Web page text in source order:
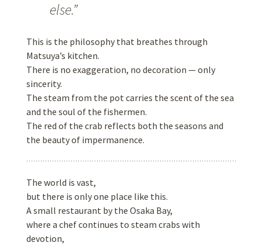
else.”
This is the philosophy that breathes through
Matsuya’s kitchen.
There is no exaggeration, no decoration — only
sincerity.
The steam from the pot carries the scent of the sea
and the soul of the fishermen.
The red of the crab reflects both the seasons and
the beauty of impermanence.
The world is vast,
but there is only one place like this.
A small restaurant by the Osaka Bay,
where a chef continues to steam crabs with
devotion,